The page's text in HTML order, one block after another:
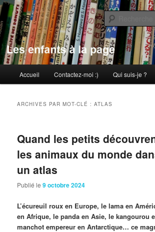
Aller
au
contenu
principal
Aller
au
contenu
secondaireLes enfants à la page
principal
Accueil Contactez-moi :) Qui suis-je ?
ARCHIVES PAR MOT-CLÉ :ATLAS
Quand les petits
les animaux du monde
un atlas
Publié le9 octobre 2024
L’écureuil roux en Europe, le lama en
en Afrique, le panda en Asie, le kangourou
manchot empereur en Antarctique… ce